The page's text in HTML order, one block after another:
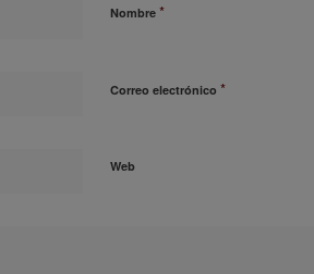
Nombre *
Correo electrónico *
Web